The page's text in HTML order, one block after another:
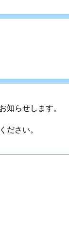
知らせします。
ださい。